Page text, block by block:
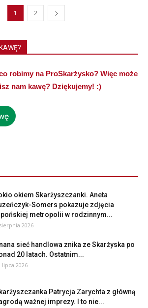
1 2
robimy na ProSkarżysko? Więc może
nam kawę? Dziękujemy! :)
okiem Skarżyszczanki. Aneta
Somers pokazuje zdjęcia
metropolii w rodzinnym...
2026
sieć handlowa znika ze Skarżyska po
20 latach. Ostatnim...
lipca 2026
Patrycja Zarychta z główną
ważnej imprezy. I to nie...